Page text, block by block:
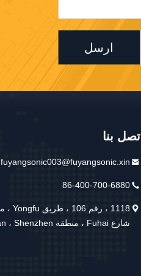
ارسل
اتصل بنا
fuyangsonic003@fuyangsonic.xin
86-400-700-6880
شارع Fuhai ، منطقة Baoan ، Shenzhen